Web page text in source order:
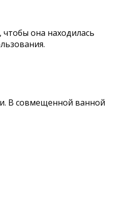
она находилась
В совмещенной ванной